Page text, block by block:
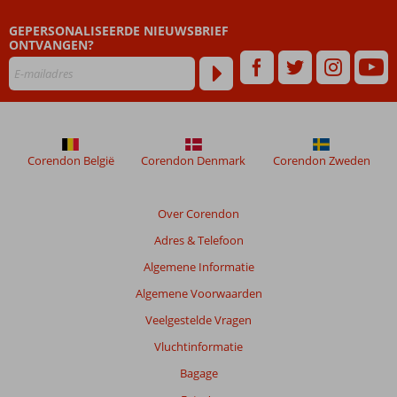
GEPERSONALISEERDE NIEUWSBRIEF
ONTVANGEN?
Over Corendon
Adres & Telefoon
Algemene Informatie
Algemene Voorwaarden
Veelgestelde Vragen
Vluchtinformatie
Bagage
Corendon België Corendon Denmark Corendon Zweden